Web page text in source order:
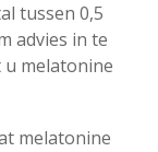
tussen 0,5
advies in te
melatonine
melatonine